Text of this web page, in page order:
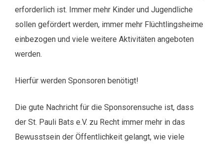
erforderlich ist. Immer mehr Kinder und Jugendliche
sollen gefördert werden, immer mehr Flüchtlingsheime
einbezogen und viele weitere Aktivitäten angeboten
werden.
Hierfür werden Sponsoren benötigt!
Die gute Nachricht für die Sponsorensuche ist, dass
der St. Pauli Bats e.V. zu Recht immer mehr in das
Bewusstsein der Öffentlichkeit gelangt, wie viele